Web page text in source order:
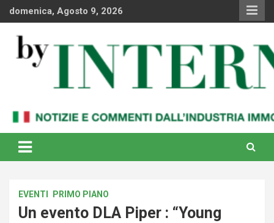
Skipdomenica, Agosto 9, 2026
By Internews
internazionale
EVENTI PRIMO PIANO
Un evento DLA Piper : “Young